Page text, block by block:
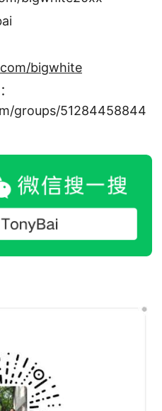
bigwhite
groups/51284458844